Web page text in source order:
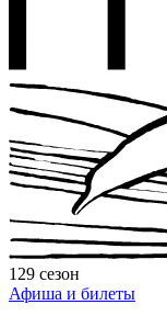
129 сезон
Афиша и билеты